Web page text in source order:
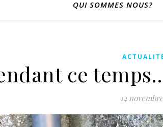
QUI SOMMES NOUS?
ce
14